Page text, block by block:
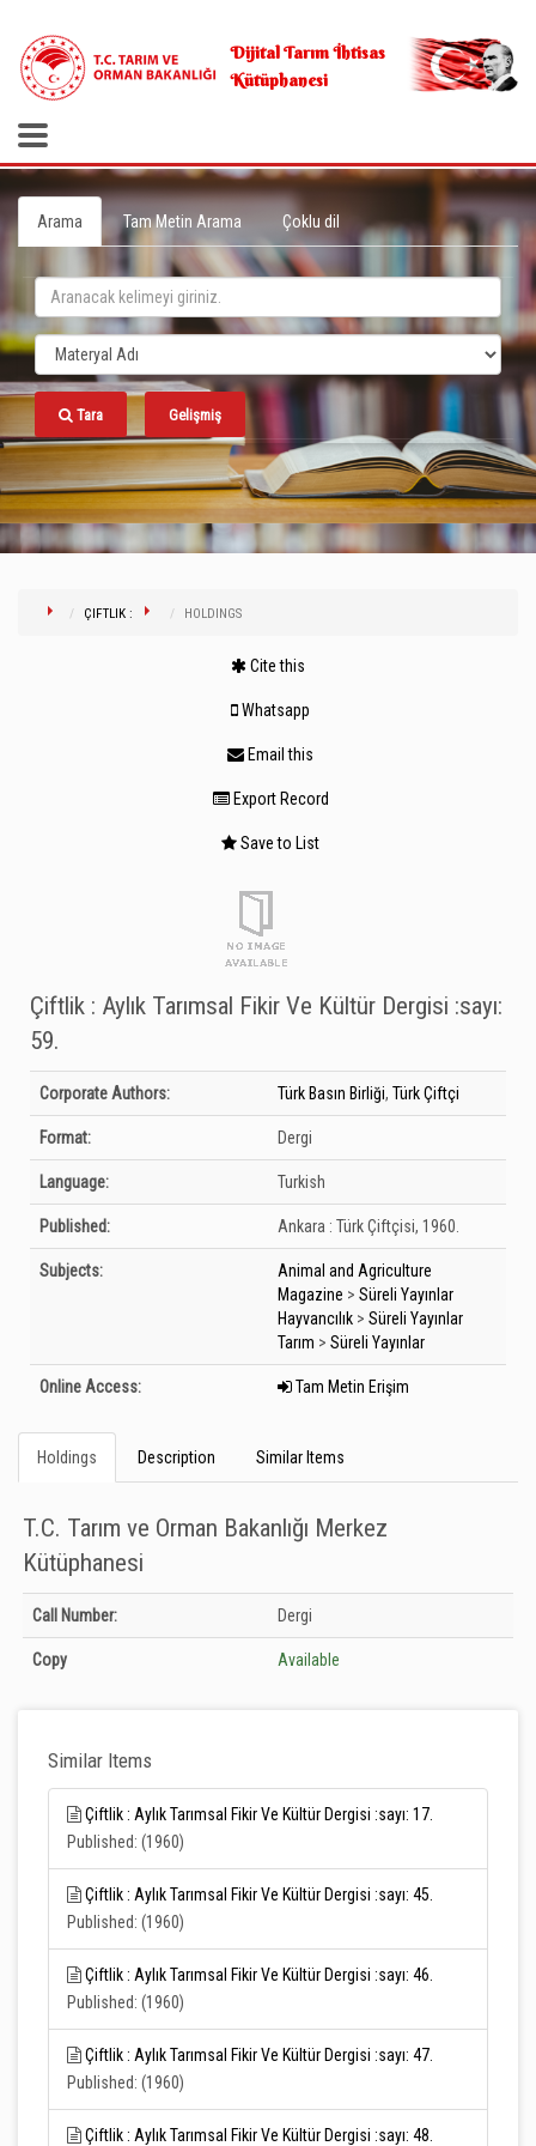
Dijital Tarım İhtisas
Kütüphanesi
Arama Tam Metin Arama Çoklu dil
Tara Gelişmiş
ÇIFTLIK : HOLDINGS
Cite this
Whatsapp
Email this
Export Record
Save to List
Çiftlik : Aylık Tarımsal Fikir Ve Kültür Dergisi :sayı:
59.
Bibliographic Details
Corporate Authors: Türk Basın Birliği, Türk Çiftçi
Format: Dergi
Language: Turkish
Published: Ankara : Türk Çiftçisi, 1960.
Subjects:
Animal and Agriculture
Magazine > Süreli Yayınlar
Hayvancılık > Süreli Yayınlar
Tarım > Süreli Yayınlar
Online Access: Tam Metin Erişim
Holdings Description Similar Items
T.C. Tarım ve Orman Bakanlığı Merkez
Kütüphanesi
Holdings details from T.C. Tarım ve Orman Bakanlığı Merkez Kütüphanesi:
Unknown
Call Number: Dergi
Copy Available
Similar Items
Çiftlik : Aylık Tarımsal Fikir Ve Kültür Dergisi :sayı: 17.
Published: (1960)
Çiftlik : Aylık Tarımsal Fikir Ve Kültür Dergisi :sayı: 45.
Published: (1960)
Çiftlik : Aylık Tarımsal Fikir Ve Kültür Dergisi :sayı: 46.
Published: (1960)
Çiftlik : Aylık Tarımsal Fikir Ve Kültür Dergisi :sayı: 47.
Published: (1960)
Çiftlik : Aylık Tarımsal Fikir Ve Kültür Dergisi :sayı: 48.